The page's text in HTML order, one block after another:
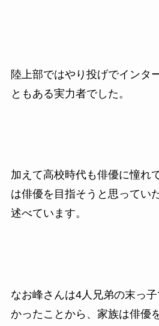
陸上部ではやり投げでインタ
ともある実力者でした。
加えて高校時代も俳優に憧れ
は俳優を目指そうと思ってい
述べています。
なお峰さんは4人兄弟の末っ
かったことから、家族は俳優